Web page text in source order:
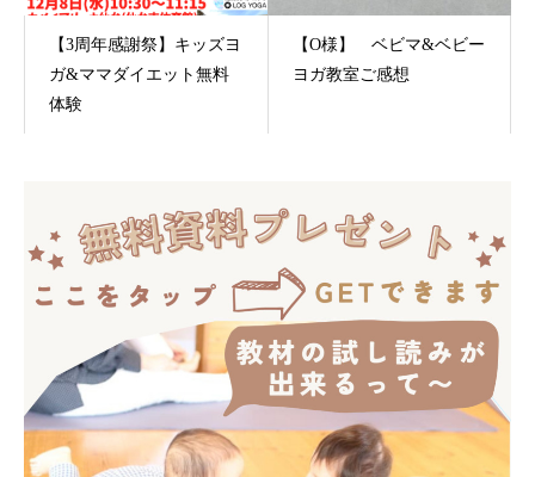
【3周年感謝祭】キッズヨ
ガ&ママダイエット無料
体験
【O様】 ベビマ&ベビー
ヨガ教室ご感想